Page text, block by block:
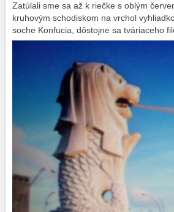
Zatúlali sme sa až k riečke s oblým
kruhovým schodiskom na vrchol
soche Konfucia, dôstojne sa tváriaceho